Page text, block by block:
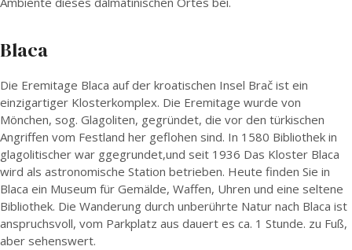
Blaca
Die Eremitage Blaca auf der kroatischen Insel Brač ist ein
einzigartiger Klosterkomplex. Die Eremitage wurde von
Mönchen, sog. Glagoliten, gegründet, die vor den türkischen
Angriffen vom Festland her geflohen sind. In 1580 Bibliothek in
glagolitischer war ggegrundet,und seit 1936 Das Kloster Blaca
wird als astronomische Station betrieben. Heute finden Sie in
Blaca ein Museum für Gemälde, Waffen, Uhren und eine seltene
Bibliothek. Die Wanderung durch unberührte Natur nach Blaca ist
anspruchsvoll, vom Parkplatz aus dauert es ca. 1 Stunde. zu Fuß,
aber sehenswert.